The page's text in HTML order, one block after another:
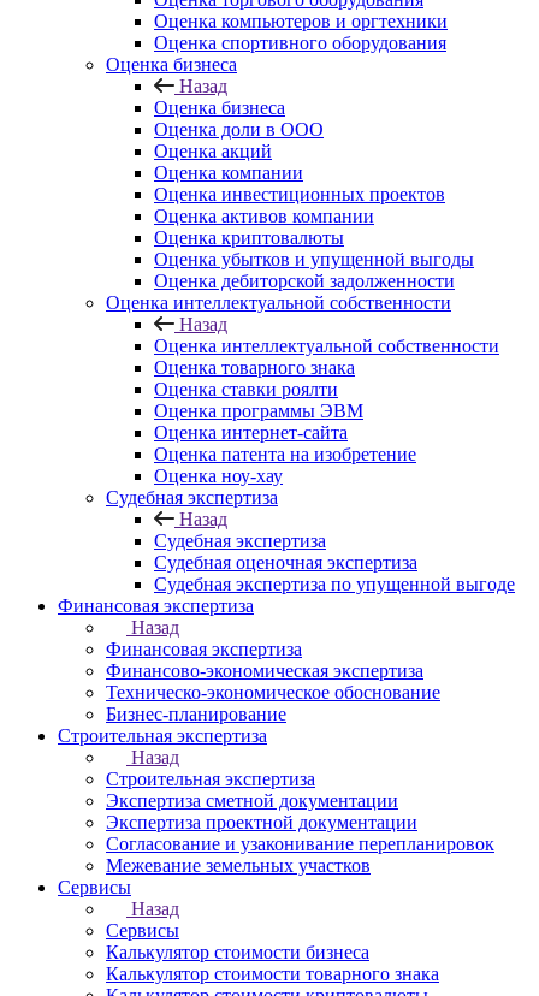
Оценка компьютеров и оргтехники
Оценка спортивного оборудования
Оценка бизнеса
Назад
Оценка бизнеса
Оценка доли в ООО
Оценка акций
Оценка компании
Оценка инвестиционных проектов
Оценка активов компании
Оценка криптовалюты
Оценка убытков и упущенной выгоды
Оценка дебиторской задолженности
Оценка интеллектуальной собственности
Назад
Оценка интеллектуальной собственности
Оценка товарного знака
Оценка ставки роялти
Оценка программы ЭВМ
Оценка интернет-сайта
Оценка патента на изобретение
Оценка ноу-хау
Судебная экспертиза
Назад
Судебная экспертиза
Судебная оценочная экспертиза
Судебная экспертиза по упущенной выгоде
Финансовая экспертиза
Назад
Финансовая экспертиза
Финансово-экономическая экспертиза
Техническо-экономическое обоснование
Бизнес-планирование
Строительная экспертиза
Назад
Строительная экспертиза
Экспертиза сметной документации
Экспертиза проектной документации
Согласование и узаконивание перепланировок
Межевание земельных участков
Сервисы
Назад
Сервисы
Калькулятор стоимости бизнеса
Калькулятор стоимости товарного знака